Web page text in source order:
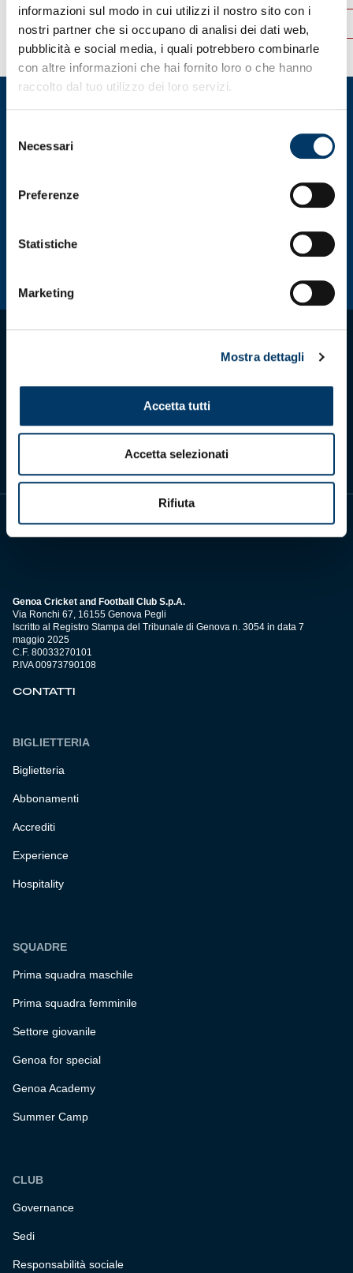
informazioni sul modo in cui utilizzi il nostro sito con i
nostri partner che si occupano di analisi dei dati web,
pubblicità e social media, i quali potrebbero combinarle
con altre informazioni che hai fornito loro o che hanno
raccolto dal tuo utilizzo dei loro servizi.
delNecessari
Preferenze
Statistiche
Marketing
Mostra dettagli
Accetta tutti
Accetta selezionati
Rifiuta
ACQUISTA
Scarica l'app ufficiale
Genoa Cricket and Football Club S.p.A.
Via Ronchi 67, 16155 Genova Pegli
Iscritto al Registro Stampa del Tribunale di Genova n. 3054 in data 7
maggio 2025
C.F. 80033270101
P.IVA 00973790108
CONTATTI
BIGLIETTERIA
Biglietteria
Abbonamenti
Accrediti
Experience
Hospitality
SQUADRE
Prima squadra maschile
Prima squadra femminile
Settore giovanile
Genoa for special
Genoa Academy
Summer Camp
CLUB
Governance
Sedi
Responsabilità sociale